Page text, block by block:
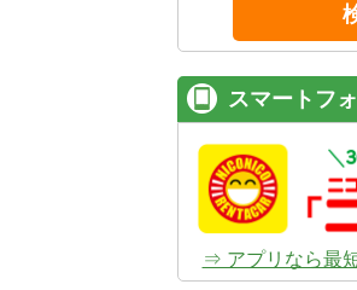
スマートフ
⇒ アプリなら最